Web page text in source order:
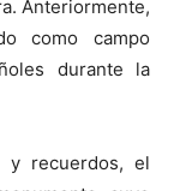
Anteriormente,
como campo
durante la
y recuerdos, el